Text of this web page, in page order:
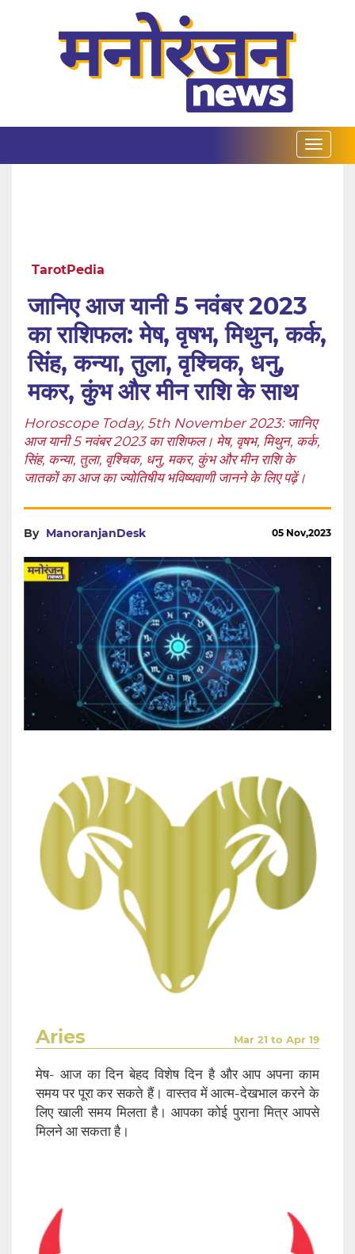
TarotPedia
जानिए आज यानी 5 नवंबर 2023
का राशिफल: मेष, वृषभ, मिथुन, कर्क,
सिंह, कन्या, तुला, वृश्चिक, धनु,
मकर, कुंभ और मीन राशि के साथ
Horoscope Today, 5th November 2023: जानिए
आज यानी 5 नवंबर 2023 का राशिफल। मेष, वृषभ, मिथुन, कर्क,
सिंह, कन्या, तुला, वृश्चिक, धनु, मकर, कुंभ और मीन राशि के
जातकों का आज का ज्योतिषीय भविष्यवाणी जानने के लिए पढ़ें।
By ManoranjanDesk 05 Nov,2023
Aries Mar 21 to Apr 19
मेष- आज का दिन बेहद विशेष दिन है और आप अपना काम
समय पर पूरा कर सकते हैं। वास्तव में आत्म-देखभाल करने के
लिए खाली समय मिलता है। आपका कोई पुराना मित्र आपसे
मिलने आ सकता है।